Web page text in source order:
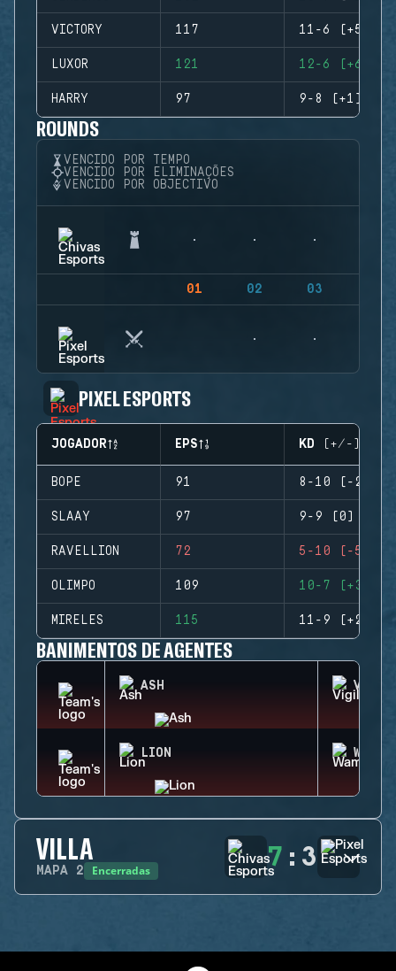
VICTORY 117 11-6 (+5)
LUXOR 121 12-6 (+6)
HARRY 97 9-8 (+1)
ROUNDS
VENCIDO POR TEMPO
VENCIDO POR ELIMINAÇÕES
VENCIDO POR OBJECTIVO
01 02 03
PIXEL ESPORTS
JOGADOR EPS KD (+/-)
BOPE 91 8-10 (-2)
SLAAY 97 9-9 (0)
RAVELLION 72 5-10 (-5)
OLIMPO 109 10-7 (+3)
MIRELES 115 11-9 (+2)
BANIMENTOS DE AGENTES
ASH VIGIL
LION WAMAI
VILLA
MAPA 2 Encerradas 7 : 3